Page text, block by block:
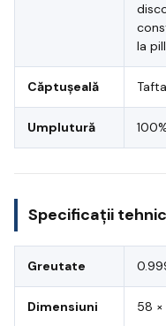
la
Căptușeală
Umplutură
Specificații
Greutate
Dimensiuni 58 ×